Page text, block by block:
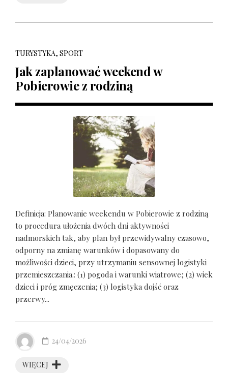
TURYSTYKA, SPORT
Jak zaplanować weekend w
Pobierowie z rodziną
Definicja: Planowanie weekendu w Pobierowie z rodziną
to procedura ułożenia dwóch dni aktywności
nadmorskich tak, aby plan był przewidywalny czasowo,
odporny na zmianę warunków i dopasowany do
możliwości dzieci, przy utrzymaniu sensownej logistyki
przemieszczania.: (1) pogoda i warunki wiatrowe; (2) wiek
dzieci i próg zmęczenia; (3) logistyka dojść oraz
przerwy...
WIĘCEJ
24/04/2026